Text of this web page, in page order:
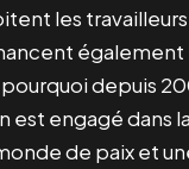
les
également
pourquoi depuis
est engagé dans
de paix et